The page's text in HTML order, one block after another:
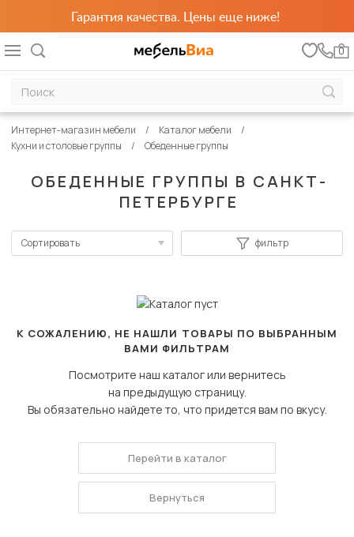
Гарантия качества. Цены еще ниже!
0
ОБЕДЕННЫЕ ГРУППЫ В САНКТ-
ПЕТЕРБУРГЕ
Интернет-магазин мебели
Каталог мебели
Кухни и столовые группы
Обеденные группы
Сортировать
Сначала дешевые
фильтр
К СОЖАЛЕНИЮ, НЕ НАШЛИ ТОВАРЫ ПО ВЫБРАННЫМ
ВАМИ ФИЛЬТРАМ
Посмотрите наш каталог или вернитесь
на предыдущую страницу.
Вы обязательно найдете то, что придется вам по вкусу.
Перейти в каталог
Вернуться